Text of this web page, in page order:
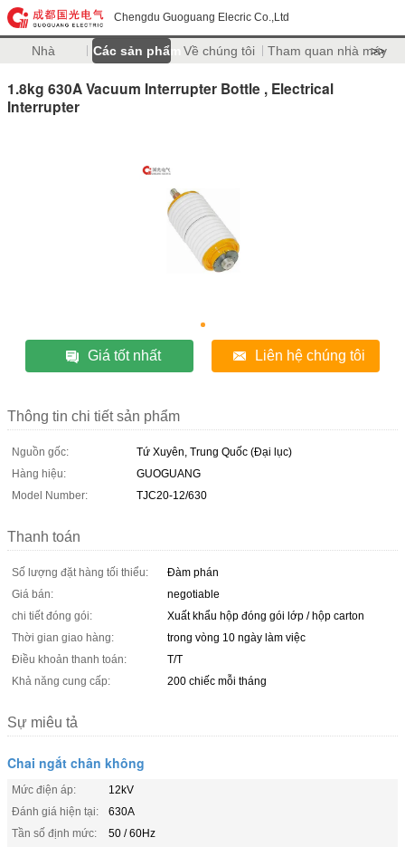
Chengdu Guoguang Elecric Co.,Ltd
Nhà Các sản phẩm Về chúng tôi Tham quan nhà máy
>>
1.8kg 630A Vacuum Interrupter Bottle , Electrical
Interrupter
Giá tốt nhất Liên hệ chúng tôi
Thông tin chi tiết sản phẩm
Nguồn gốc:
Tứ Xuyên, Trung Quốc (Đại lục)
Hàng hiệu:
GUOGUANG
Model Number:
TJC20-12/630
Thanh toán
Số lượng đặt hàng tối thiểu:
Đàm phán
Giá bán:
negotiable
chi tiết đóng gói:
Xuất khẩu hộp đóng gói lớp / hộp carton
Thời gian giao hàng:
trong vòng 10 ngày làm việc
Điều khoản thanh toán:
T/T
Khả năng cung cấp:
200 chiếc mỗi tháng
Sự miêu tả
Chai ngắt chân không
Mức điện áp:
12kV
Đánh giá hiện tại:
630A
Tần số định mức:
50 / 60Hz